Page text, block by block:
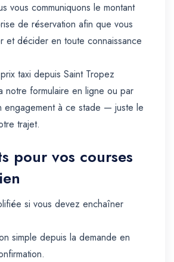
vous communiquons le montant
de réservation afin que vous
et décider en toute connaissance
taxi depuis Saint Tropez
notre formulaire en ligne ou par
engagement à ce stade — juste le
trajet.
pour vos courses
si vous devez enchaîner
simple depuis la demande en